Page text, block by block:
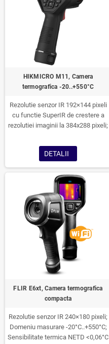
HIKMICRO M11, Camera
termografica -20..+550°C
Rezolutie senzor IR 192×144 pixeli
cu functie SuperIR de crestere a
rezolutiei imaginii la 384x288 pixeli;
Sensibilitate termica NETD <0,04°C
DETALII
FLIR E6xt, Camera termografica
compacta
Rezolutie senzor IR 240×180 pixeli;
Domeniu masurare -20°C..+550°C;
Sensibilitate termica NETD <0,06°C